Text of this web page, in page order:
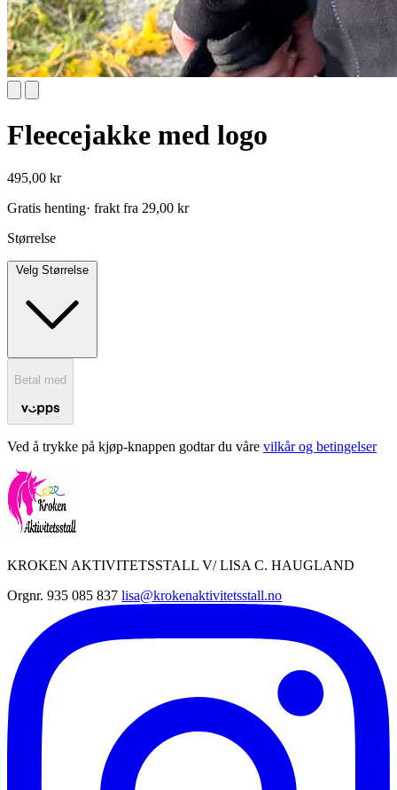
Fleecejakke med logo
495,00 kr
Gratis henting· frakt fra 29,00 kr
Størrelse
Velg Størrelse
Betal med
Ved å trykke på kjøp-knappen godtar du våre vilkår og betingelser
KROKEN AKTIVITETSSTALL V/ LISA C. HAUGLAND
Orgnr. 935 085 837 lisa@krokenaktivitetsstall.no